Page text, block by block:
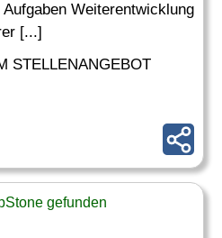
Weiterentwicklung
[...]
STELLENANGEBOT
gefunden